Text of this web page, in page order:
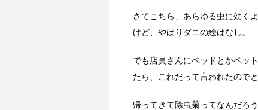
さてこちら、あらゆる虫に効く
けど、やはりダニの絵はなし。
でも店員さんにベッドとかペッ
たら、これだって言われたので
帰ってきて除虫菊ってなんだろ